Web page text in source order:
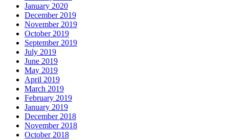
January 2020
December 2019
November 2019
October 2019
September 2019
July 2019
June 2019
May 2019
April 2019
March 2019
February 2019
January 2019
December 2018
November 2018
October 2018